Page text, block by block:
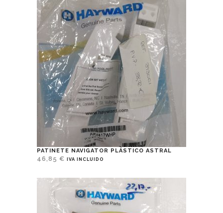
PATINETE NAVIGATOR PLÁSTICO ASTRAL
46,85 € IVA INCLUIDO